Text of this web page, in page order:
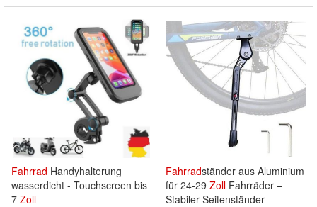
Fahrrad Handyhalterung
wasserdicht - Touchscreen bis
7 Zoll
Fahrradständer aus Aluminium
für 24-29 Zoll Fahrräder –
Stabiler Seitenständer